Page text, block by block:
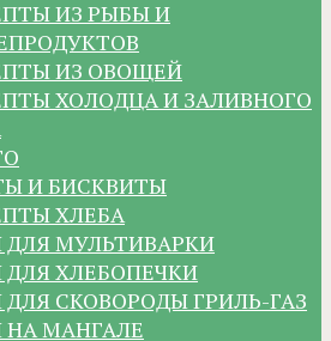
ИЗ РЫБЫ И
ИЗ ОВОЩЕЙ
ХОЛОДЦА И ЗАЛИВНОГО
И БИСКВИТЫ
ХЛЕБА
МУЛЬТИВАРКИ
ХЛЕБОПЕЧКИ
СКОВОРОДЫ ГРИЛЬ-ГАЗ
МАНГАЛЕ